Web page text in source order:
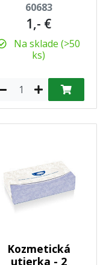
60683
1,- €
Na sklade (>50
ks)
Kozmetická
utierka - 2